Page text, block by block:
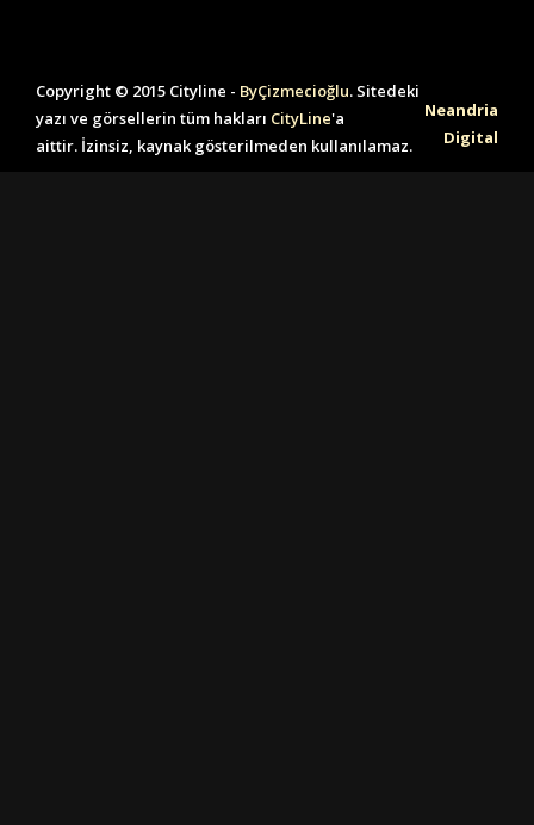
Copyright © 2015 Cityline - ByÇizmecioğlu. Sitedeki
yazı ve görsellerin tüm hakları CityLine'a
aittir. İzinsiz, kaynak gösterilmeden kullanılamaz.
Neandria
Digital